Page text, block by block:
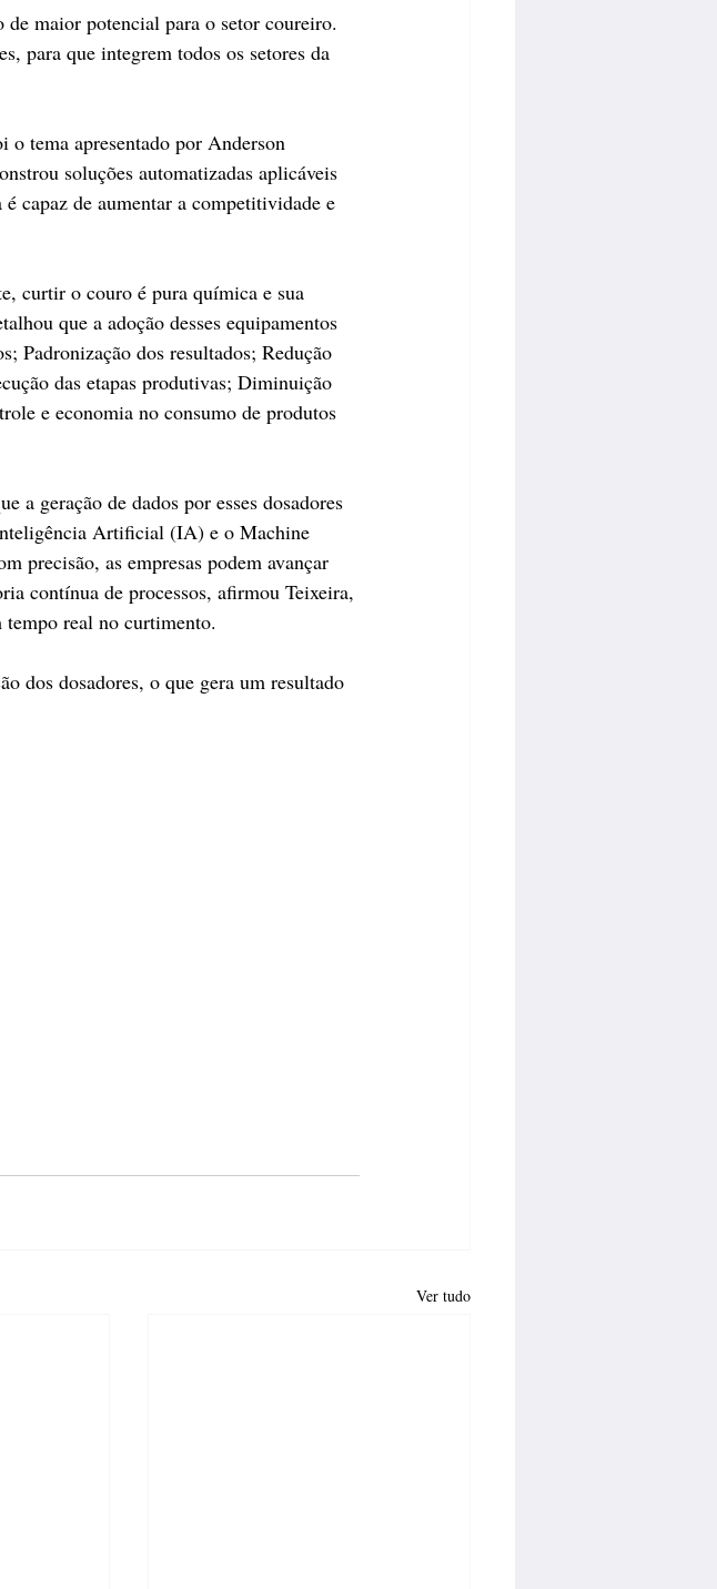
maior potencial para o setor coureiro.
para que integrem todos os setores da
o tema apresentado por Anderson
soluções automatizadas aplicáveis
capaz de aumentar a competitividade e
curtir o couro é pura química e sua
que a adoção desses equipamentos
Padronização dos resultados; Redução
das etapas produtivas; Diminuição
e economia no consumo de produtos
a geração de dados por esses dosadores
Artificial (IA) e o Machine
precisão, as empresas podem avançar
contínua de processos, afirmou Teixeira,
real no curtimento.
dos dosadores, o que gera um resultado
Ver tudo